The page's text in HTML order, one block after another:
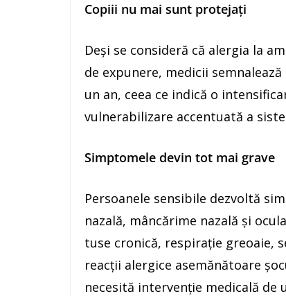
Copiii nu mai sunt protejați
Deși se consideră că alergia la
de expunere, medicii
un an, ceea ce indică o
vulnerabilizare accentuată a
Simptomele devin tot mai grave
Persoanele sensibile dezvoltă
nazală, mâncărime nazală și
tuse cronică, respirație greoaie,
reacții alergice asemănătoare
necesită intervenție medicală de